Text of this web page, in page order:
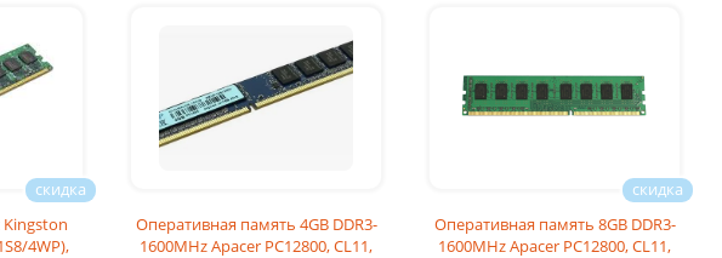
Kingston
4WP),
Оперативная память 4GB DDR3-
1600MHz Apacer PC12800, CL11,
Оперативная память 8GB DDR3-
1600MHz Apacer PC12800, CL11,